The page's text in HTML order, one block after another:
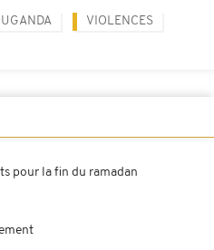
VIOLENCES
pour la fin du ramadan